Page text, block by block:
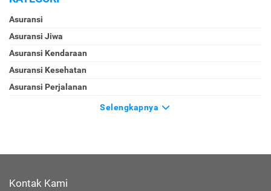
Asuransi
Asuransi Jiwa
Asuransi Kendaraan
Asuransi Kesehatan
Asuransi Perjalanan
Selengkapnya
Kontak Kami